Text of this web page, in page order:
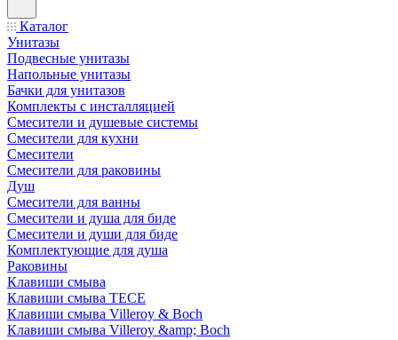
Каталог
Унитазы
Подвесные унитазы
Напольные унитазы
Бачки для унитазов
Комплекты с инсталляцией
Смесители и душевые системы
Смесители для кухни
Смесители
Смесители для раковины
Душ
Смесители для ванны
Смесители и душа для биде
Смесители и души для биде
Комплектующие для душа
Раковины
Клавиши смыва
Клавиши смыва TECE
Клавиши смыва Villeroy & Boch
Клавиши смыва Villeroy &amp; Boch